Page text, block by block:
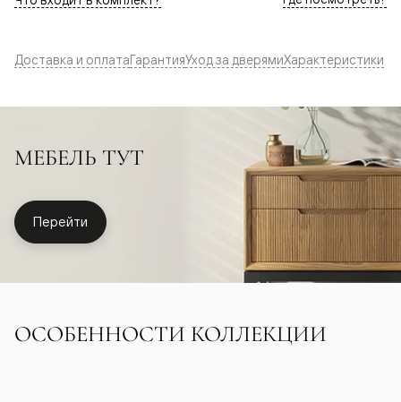
Доставка и оплатаГарантияУход за дверямиХарактеристики
МЕБЕЛЬ ТУТ
Перейти
ОСОБЕННОСТИ КОЛЛЕКЦИИ